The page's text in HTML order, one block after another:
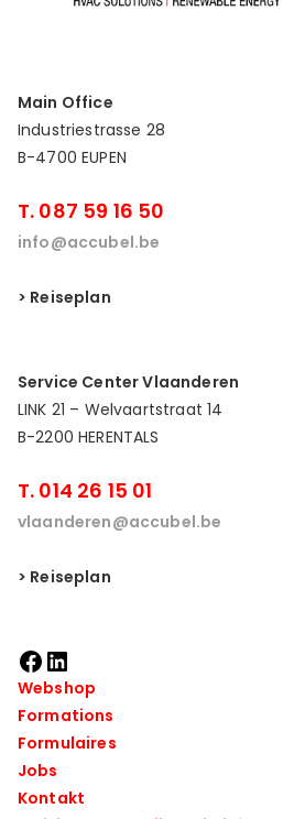
Main Office
Industriestrasse 28
B-4700 EUPEN
T. 087 59 16 50
info@accubel.be
> Reiseplan
Service Center Vlaanderen
LINK 21 – Welvaartstraat 14
B-2200 HERENTALS
T. 014 26 15 01
vlaanderen@accubel.be
> Reiseplan
Webshop
Formations
Formulaires
Jobs
Kontakt